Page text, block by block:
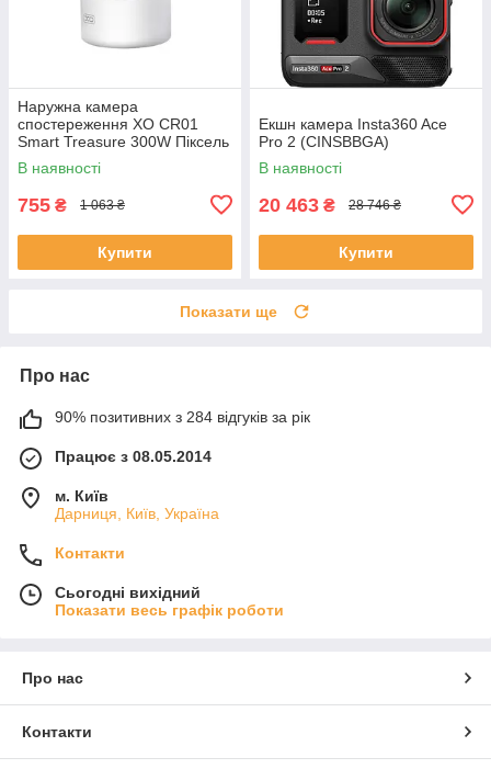
Наружна камера
спостереження XO CR01
Smart Treasure 300W Піксель
Camera Біла
В наявності
755 ₴ 1 063 ₴
Купити
Екшн камера Insta360 Ace
Pro 2 (CINSBBGA)
В наявності
20 463 ₴ 28 746 ₴
Купити
Показати ще
Про нас
90% позитивних з 284 відгуків за рік
Працює з 08.05.2014
м. Київ
Дарниця, Київ, Україна
Контакти
Сьогодні вихідний
Показати весь графік роботи
Про нас
Контакти